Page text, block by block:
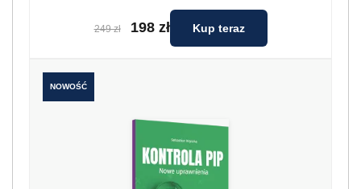
249 zł 198 zł Kup teraz
NOWOŚĆ